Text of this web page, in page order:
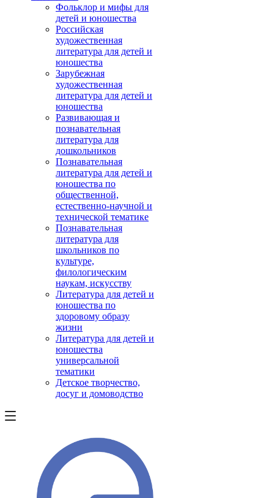
Фольклор и мифы для
детей и юношества
Российская
художественная
литература для детей и
юношества
Зарубежная
художественная
литература для детей и
юношества
Развивающая и
познавательная
литература для
дошкольников
Познавательная
литература для детей и
юношества по
общественной,
естественно-научной и
технической тематике
Познавательная
литература для
школьников по
культуре,
филологическим
наукам, искусству
Литература для детей и
юношества по
здоровому образу
жизни
Литература для детей и
юношества
универсальной
тематики
Детское творчество,
досуг и домоводство